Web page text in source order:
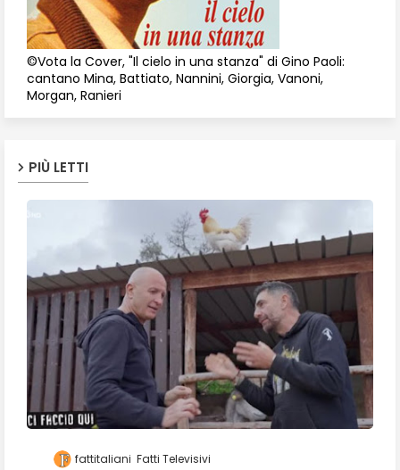
©Vota la Cover, "Il cielo in una stanza" di Gino Paoli:
cantano Mina, Battiato, Nannini, Giorgia, Vanoni,
Morgan, Ranieri
PIÙ LETTI
fattitaliani Fatti Televisivi